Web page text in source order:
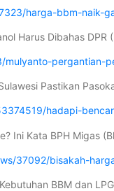
harga-bbm-
Harus Dibahas DPR
pergantian-
Pastikan
hadapi-
Ini Kata BPH Migas
37092/bisakah-
BBM dan